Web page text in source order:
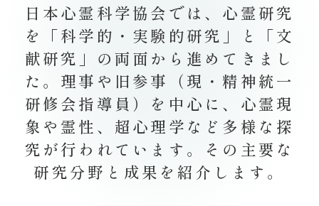
日本心霊科学協会では、心霊研究
を「科学的・実験的研究」と「文
献研究」の両面から進めてきまし
た。理事や旧参事（現・精神統一
研修会指導員）を中心に、心霊現
象や霊性、超心理学など多様な探
究が行われています。その主要な
研究分野と成果を紹介します。